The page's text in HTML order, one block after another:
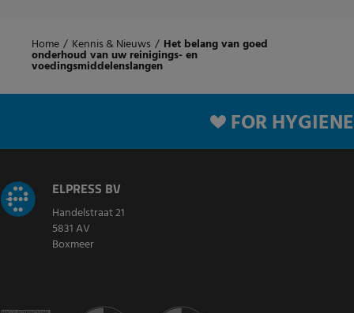
Home / Kennis & Nieuws / Het belang van goed
onderhoud van uw reinigings- en
voedingsmiddelenslangen
FOR HYGIENE
ELPRESS BV
Handelstraat 21
5831 AV
Boxmeer